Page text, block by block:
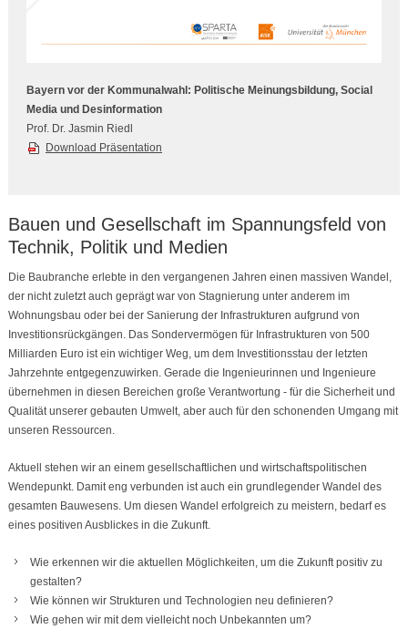
Bayern vor der Kommunalwahl: Politische Meinungsbildung, Social
Media und Desinformation
Prof. Dr. Jasmin Riedl
Download Präsentation
Bauen und Gesellschaft im Spannungsfeld von
Technik, Politik und Medien
Die Baubranche erlebte in den vergangenen Jahren einen massiven Wandel,
der nicht zuletzt auch geprägt war von Stagnierung unter anderem im
Wohnungsbau oder bei der Sanierung der Infrastrukturen aufgrund von
Investitionsrückgängen. Das Sondervermögen für Infrastrukturen von 500
Milliarden Euro ist ein wichtiger Weg, um dem Investitionsstau der letzten
Jahrzehnte entgegenzuwirken. Gerade die Ingenieurinnen und Ingenieure
übernehmen in diesen Bereichen große Verantwortung - für die Sicherheit und
Qualität unserer gebauten Umwelt, aber auch für den schonenden Umgang mit
unseren Ressourcen.
Aktuell stehen wir an einem gesellschaftlichen und wirtschaftspolitischen
Wendepunkt. Damit eng verbunden ist auch ein grundlegender Wandel des
gesamten Bauwesens. Um diesen Wandel erfolgreich zu meistern, bedarf es
eines positiven Ausblickes in die Zukunft.
Wie erkennen wir die aktuellen Möglichkeiten, um die Zukunft positiv zu
gestalten?
Wie können wir Strukturen und Technologien neu definieren?
Wie gehen wir mit dem vielleicht noch Unbekannten um?